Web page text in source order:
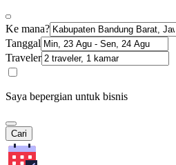
Ke mana?
Tanggal
Traveler
Saya bepergian untuk bisnis
Cari